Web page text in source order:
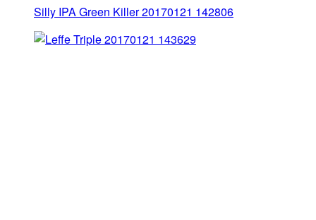
Silly IPA Green Killer 20170121 142806